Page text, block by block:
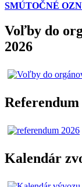
SMÚTOČNÉ
Voľby do
2026
Referendum
Kalendár